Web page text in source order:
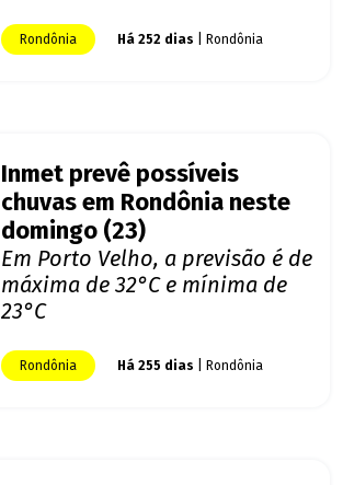
Rondônia Há 252 dias | Rondônia
Inmet prevê possíveis
chuvas em Rondônia neste
domingo (23)
Em Porto Velho, a previsão é de
máxima de 32°C e mínima de
23°C
Rondônia Há 255 dias | Rondônia